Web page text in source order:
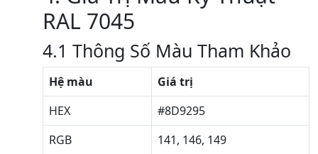
RAL 7045
4.1 Thông Số Màu Tham Khảo
Hệ màu
Giá trị
HEX
#8D9295
RGB
141, 146, 149